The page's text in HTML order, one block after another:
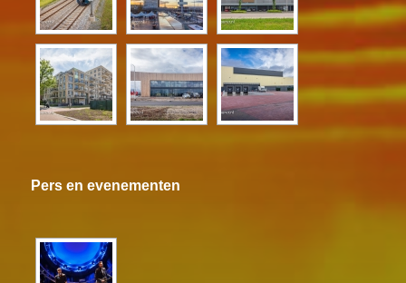
Pers en evenementen